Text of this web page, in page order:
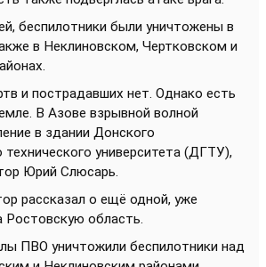
беспилотники были уничтожены в
в Неклиновском, Чертковском и
и пострадавших нет. Однако есть
В Азове взрывной волной
в здании Донского
технического университета (ДГТУ),
Юрий Слюсарь.
рассказал о ещё одной, уже
Ростовскую область.
ПВО уничтожили беспилотники над